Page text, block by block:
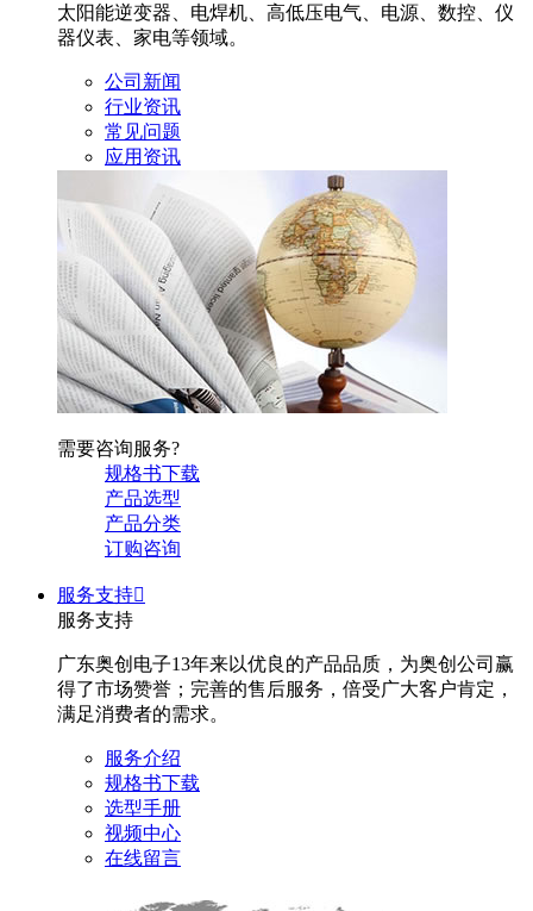
太阳能逆变器、电焊机、高低压电气、电源、数控、仪
器仪表、家电等领域。
公司新闻
行业资讯
常见问题
应用资讯
需要咨询服务?
规格书下载
产品选型
产品分类
订购咨询
服务支持
服务支持
广东奥创电子13年来以优良的产品品质，为奥创公司赢
得了市场赞誉；完善的售后服务，倍受广大客户肯定，
满足消费者的需求。
服务介绍
规格书下载
选型手册
视频中心
在线留言